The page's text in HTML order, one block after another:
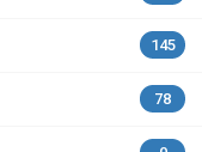
145
78